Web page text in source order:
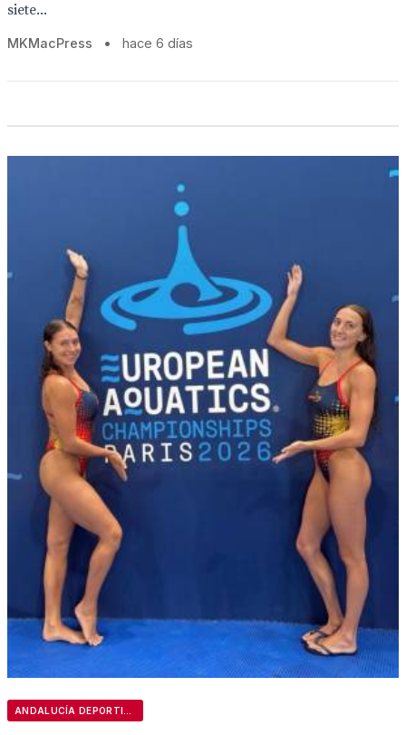
siete...
MKMacPress • hace 6 días